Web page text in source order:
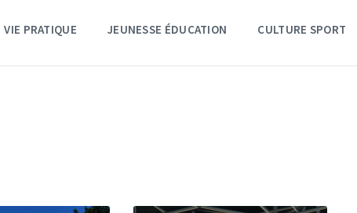
VIE PRATIQUE JEUNESSE ÉDUCATION CULTURE SPORT